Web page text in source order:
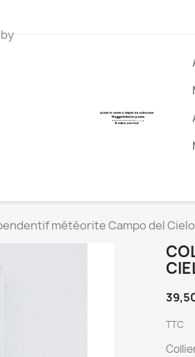
météorite Campo del
TTC